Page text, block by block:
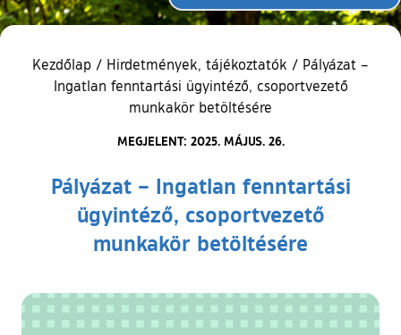
Kezdőlap / Hirdetmények, tájékoztatók / Pályázat –
Ingatlan fenntartási ügyintéző, csoportvezető
munkakör betöltésére
MEGJELENT: 2025. MÁJUS. 26.
Pályázat – Ingatlan fenntartási
ügyintéző, csoportvezető
munkakör betöltésére